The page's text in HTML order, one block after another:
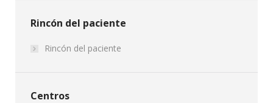
Rincón del paciente
Rincón del paciente
Centros